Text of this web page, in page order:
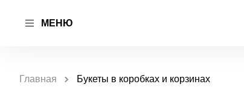
МЕНЮ
Главная Букеты в коробках и корзинах